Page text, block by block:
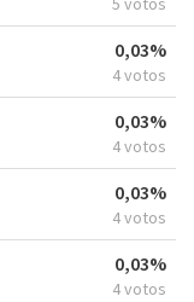
0,03%
4 votos
0,03%
4 votos
0,03%
4 votos
0,03%
4 votos